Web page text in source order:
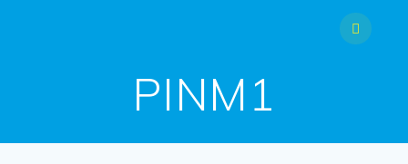
PINM1